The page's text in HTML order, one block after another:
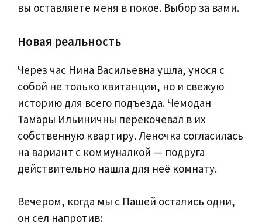
вы оставляете меня в покое. Выбор за вами.
Новая реальность
Через час Нина Васильевна ушла, унося с
собой не только квитанции, но и свежую
историю для всего подъезда. Чемодан
Тамары Ильиничны перекочевал в их
собственную квартиру. Леночка согласилась
на вариант с коммуналкой — подруга
действительно нашла для неё комнату.
Вечером, когда мы с Пашей остались одни,
он сел напротив: